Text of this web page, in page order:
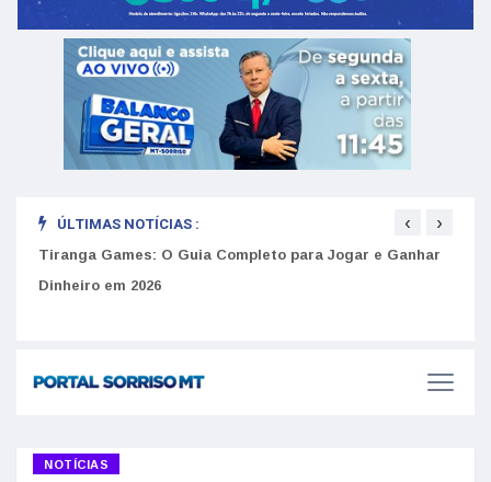
ÚLTIMAS NOTÍCIAS :
Tiranga Games: O Guia Completo para Jogar e Ganhar
Dinheiro em 2026
‹ ›
NOTÍCIAS